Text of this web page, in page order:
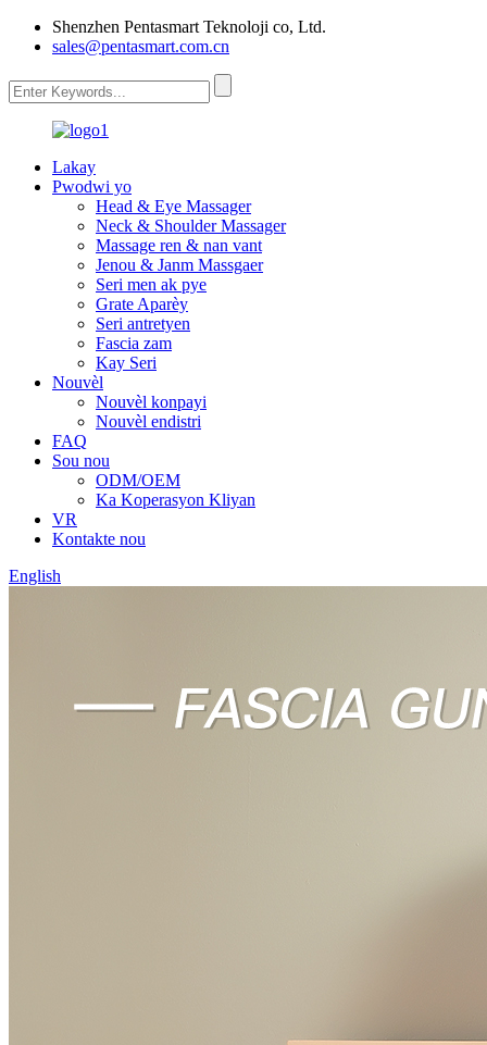
Shenzhen Pentasmart Teknoloji co, Ltd.
sales@pentasmart.com.cn
Lakay
Pwodwi yo
Head & Eye Massager
Neck & Shoulder Massager
Massage ren & nan vant
Jenou & Janm Massgaer
Seri men ak pye
Grate Aparèy
Seri antretyen
Fascia zam
Kay Seri
Nouvèl
Nouvèl konpayi
Nouvèl endistri
FAQ
Sou nou
ODM/OEM
Ka Koperasyon Kliyan
VR
Kontakte nou
English